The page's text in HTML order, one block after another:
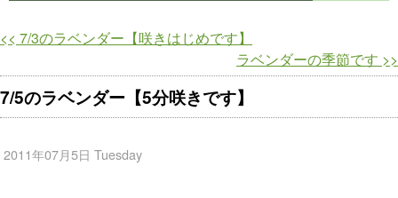
<< 7/3のラベンダー【咲きはじめです】
ラベンダーの季節です >>
7/5のラベンダー【5分咲きです】
2011年07月5日 Tuesday